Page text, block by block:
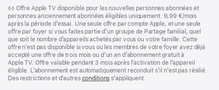
Note
de
bas
de
page
◊◊ Offre Apple TV disponible pour les nouvelles personnes abonnées et
personnes anciennement abonnées éligibles uniquement. 9,99 €/mois
après la période d’essai. Une seule offre par compte Apple, et une seule
offre par foyer si vous faites partie d’un groupe de Partage familial, quel
que soit le nombre d’appareils achetés par vous ou votre famille. Cette
offre n’est pas disponible si vous ou les membres de votre foyer avez déjà
accepté une offre de trois mois ou d’un an d’abonnement gratuit à
Apple TV. Offre valable pendant 3 mois après l’activation de l’appareil
éligible. L’abonnement est automatiquement reconduit s’il n’est pas résilié.
Des restrictions et d’autres conditions s’appliquent.